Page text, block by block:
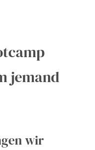
jemand
wir